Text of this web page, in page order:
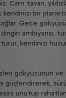
Cam tavan,
kendinizi bir
Gece
ambiyansı,
kendinizi
gökyüzünün
güçlendirerek,
unutup